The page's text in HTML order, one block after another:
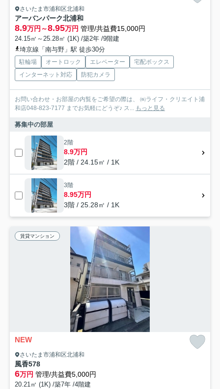
さいたま市浦和区北浦和
アーバンパーク北浦和
8.9万円～8.95万円 管理/共益費15,000円
24.15㎡～25.28㎡ (1K) /築2年 /9階建
埼京線「南与野」駅 徒歩30分
駐輪場 オートロック エレベーター
宅配ボックス
インターネット対応
防犯カメラ
お問い合わせ・お部屋の内覧をご希望の際は、 ㈱ライフ・クリエイト浦
和店048-823-7177 までお気軽にどうぞ♪ ス... もっと見る
募集中の部屋
2階
8.9万円
2階 / 24.15㎡ / 1K
3階
8.95万円
3階 / 25.28㎡ / 1K
賃貸マンション
NEW
さいたま市浦和区北浦和
風香578
6万円 管理/共益費5,000円
20.21㎡ (1K) /築7年 /4階建